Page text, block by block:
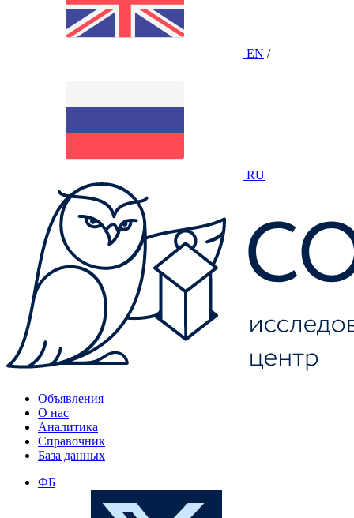
EN /
RU
Объявления
О нас
Аналитика
Справочник
База данных
ФБ